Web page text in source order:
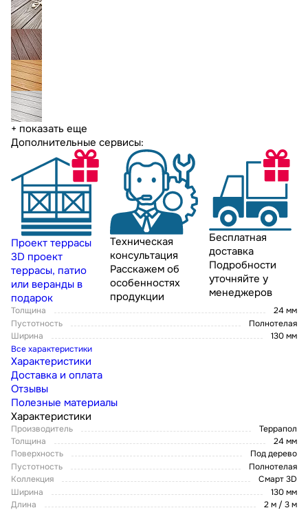
+ показать еще
Дополнительные сервисы:
Проект террасы
3D проект
террасы, патио
или веранды в
подарок
Техническая
консультация
Расскажем об
особенностях
продукции
Бесплатная
доставка
Подробности
уточняйте у
менеджеров
Толщина
24 мм
Пустотность
Полнотелая
Ширина
130 мм
Все характеристики
Характеристики
Доставка и оплата
Отзывы
Полезные материалы
Характеристики
Производитель
Террапол
Толщина
24 мм
Поверхность
Под дерево
Пустотность
Полнотелая
Коллекция
Смарт 3D
Ширина
130 мм
Длина
2 м / 3 м